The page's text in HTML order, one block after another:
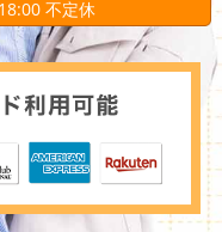
不定休